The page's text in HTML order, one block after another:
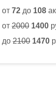
от 72 до 108
от 2000 1400
до 2100 1470